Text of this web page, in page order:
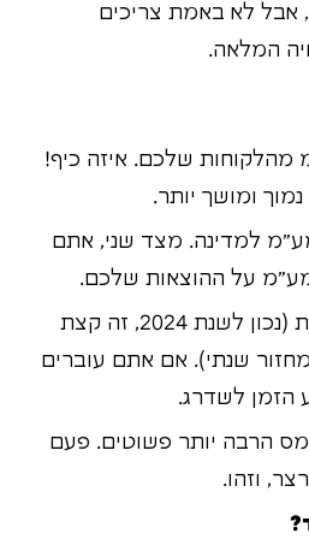
אבל לא באמת צריכים
המלאה.
מהלקוחות שלכם. איזה כיף!
ומושך יותר.
למדינה. מצד שני, אתם
מע"מ על ההוצאות שלכם.
יש לכם תקרה שנתית (נכון לשנת 2024, זה קצת
ש"ח מחזור שנתי). אם אתם עוברים
הזמן לשדרג.
הרבה יותר פשוטים. פעם
וזהו.